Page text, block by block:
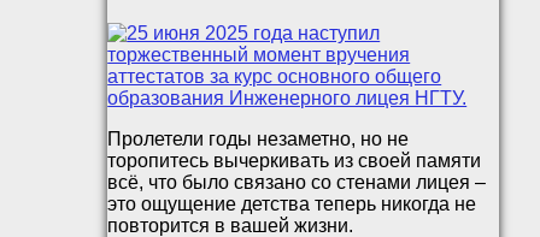
Пролетели годы незаметно, но не
торопитесь вычеркивать из своей памяти
всё, что было связано со стенами лицея –
это ощущение детства теперь никогда не
повторится в вашей жизни.